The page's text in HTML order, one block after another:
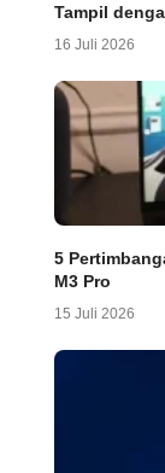
Tampil
16 Juli 2026
5
M3 Pro
15 Juli 2026